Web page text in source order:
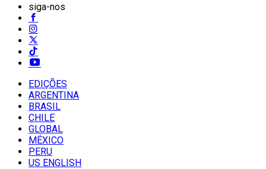
siga-nos
EDIÇÕES
ARGENTINA
BRASIL
CHILE
GLOBAL
MÉXICO
PERU
US ENGLISH